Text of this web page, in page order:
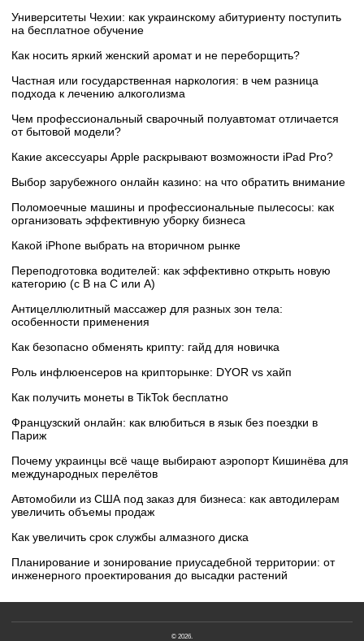
Университеты Чехии: как украинскому абитуриенту поступить
на бесплатное обучение
Как носить яркий женский аромат и не переборщить?
Частная или государственная наркология: в чем разница
подхода к лечению алкоголизма
Чем профессиональный сварочный полуавтомат отличается
от бытовой модели?
Какие аксессуары Apple раскрывают возможности iPad Pro?
Выбор зарубежного онлайн казино: на что обратить внимание
Поломоечные машины и профессиональные пылесосы: как
организовать эффективную уборку бизнеса
Какой iPhone выбрать на вторичном рынке
Переподготовка водителей: как эффективно открыть новую
категорию (с B на C или А)
Антицеллюлитный массажер для разных зон тела:
особенности применения
Как безопасно обменять крипту: гайд для новичка
Роль инфлюенсеров на крипторынке: DYOR vs хайп
Как получить монеты в TikTok бесплатно
Французский онлайн: как влюбиться в язык без поездки в
Париж
Почему украинцы всё чаще выбирают аэропорт Кишинёва для
международных перелётов
Автомобили из США под заказ для бизнеса: как автодилерам
увеличить объемы продаж
Как увеличить срок службы алмазного диска
Планирование и зонирование приусадебной территории: от
инженерного проектирования до высадки растений
© 2026.